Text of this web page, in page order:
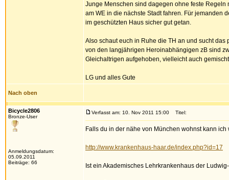
Junge Menschen sind dagegen ohne feste
am WE in die nächste Stadt fahren. Für jemanden
im geschützten Haus sicher gut getan.
Also schaut euch in Ruhe die TH an und sucht
von den langjährigen Heroinabhängigen zB sind
Gleichaltrigen aufgehoben, vielleicht auch
LG und alles Gute
Nach oben
Bicycle2806
Bronze-User
Anmeldungsdatum:
05.09.2011
Beiträge: 66
Verfasst am: 10. Nov 2011 15:00 Titel:
Falls du in der nähe von München wohnst kann
http://www.krankenhaus-haar.de/index.php?id=17
Ist ein Akademisches Lehrkrankenhaus der